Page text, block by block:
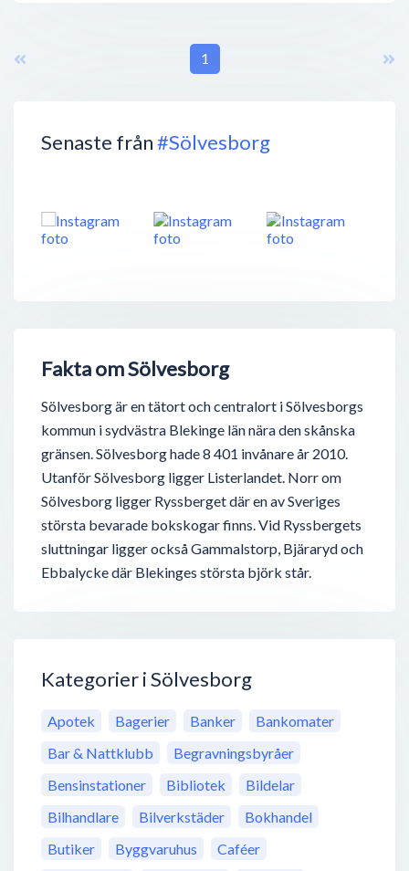
Senaste från#Sölvesborg
Fakta om Sölvesborg
Sölvesborg är en tätort och centralort i Sölvesborgs
kommun i sydvästra Blekinge län nära den skånska
gränsen. Sölvesborg hade 8 401 invånare år 2010.
Utanför Sölvesborg ligger Listerlandet. Norr om
Sölvesborg ligger Ryssberget där en av Sveriges
största bevarade bokskogar finns. Vid Ryssbergets
sluttningar ligger också Gammalstorp, Bjäraryd och
Ebbalycke där Blekinges största björk står.
Kategorier i Sölvesborg
Apotek Bagerier Banker
Bankomater
Bar & Nattklubb
Begravningsbyråer
Bensinstationer
Bibliotek
Bildelar
Bilhandlare
Bilverkstäder
Bokhandel
Butiker
Byggvaruhus
Caféer
1